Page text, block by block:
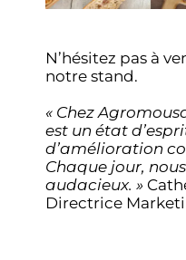
N’hésitez pas à
notre stand.
« Chez
est un état
d’amélioration
Chaque jour,
audacieux. »
Directrice